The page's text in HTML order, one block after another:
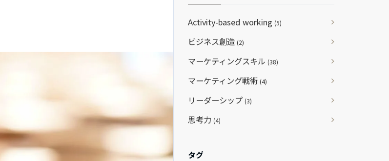
Activity-based working (5)
ビジネス創造 (2)
マーケティングスキル (38)
マーケティング戦術 (4)
リーダーシップ (3)
思考力 (4)
タグ